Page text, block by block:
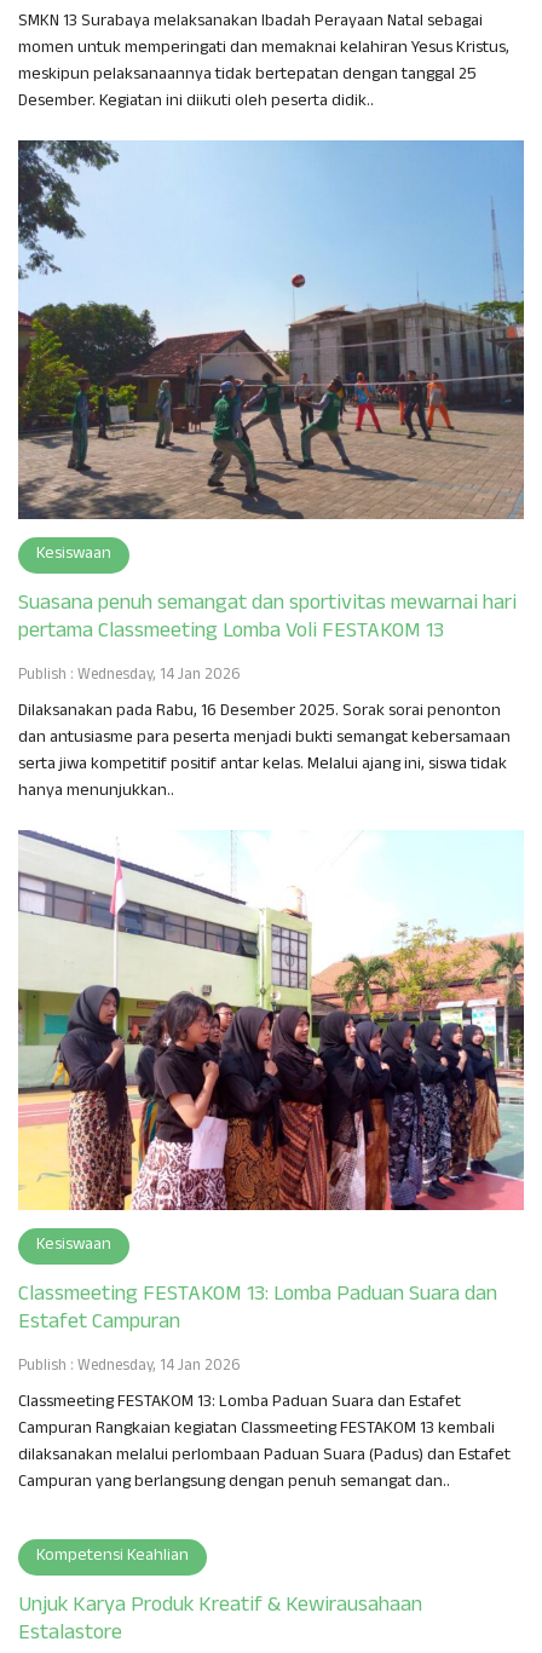
SMKN 13 Surabaya melaksanakan Ibadah Perayaan Natal sebagai
momen untuk memperingati dan memaknai kelahiran Yesus Kristus,
meskipun pelaksanaannya tidak bertepatan dengan tanggal 25
Desember. Kegiatan ini diikuti oleh peserta didik..
Kesiswaan
Suasana penuh semangat dan sportivitas mewarnai hari
pertama Classmeeting Lomba Voli FESTAKOM 13
Publish : Wednesday, 14 Jan 2026
Dilaksanakan pada Rabu, 16 Desember 2025. Sorak sorai penonton
dan antusiasme para peserta menjadi bukti semangat kebersamaan
serta jiwa kompetitif positif antar kelas. Melalui ajang ini, siswa tidak
hanya menunjukkan..
Kesiswaan
Classmeeting FESTAKOM 13: Lomba Paduan Suara dan
Estafet Campuran
Publish : Wednesday, 14 Jan 2026
Classmeeting FESTAKOM 13: Lomba Paduan Suara dan Estafet
Campuran Rangkaian kegiatan Classmeeting FESTAKOM 13 kembali
dilaksanakan melalui perlombaan Paduan Suara (Padus) dan Estafet
Campuran yang berlangsung dengan penuh semangat dan..
Kompetensi Keahlian
Unjuk Karya Produk Kreatif & Kewirausahaan
Estalastore